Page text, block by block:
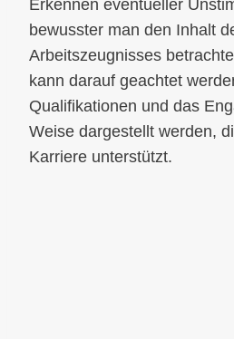
Erkennen eventueller
bewusster man den Inhalt
Arbeitszeugnisses
kann darauf geachtet
Qualifikationen und das
Weise dargestellt werden,
Karriere unterstützt.